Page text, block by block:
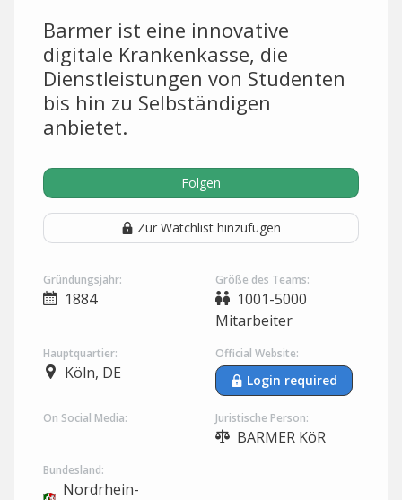
Barmer ist eine innovative
digitale Krankenkasse, die
Dienstleistungen von Studenten
bis hin zu Selbständigen
anbietet.
Folgen
Zur Watchlist hinzufügen
Gründungsjahr:
1884
Größe des Teams:
1001-5000
Mitarbeiter
Hauptquartier:
Köln, DE
Official Website:
Login required
On Social Media: Juristische Person:
BARMER KöR
Bundesland:
Nordrhein-